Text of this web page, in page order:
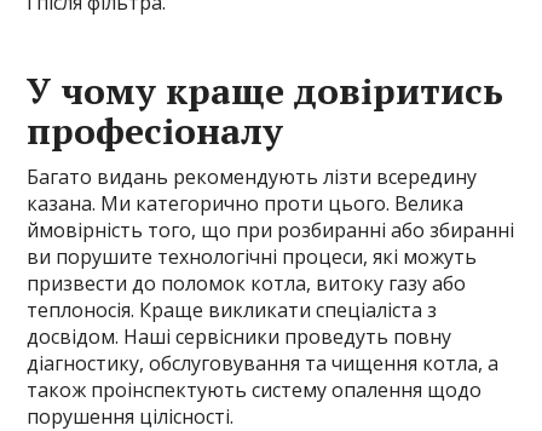
У чому краще довіритись
професіоналу
Багато видань рекомендують лізти всередину
казана. Ми категорично проти цього. Велика
ймовірність того, що при розбиранні або збиранні
ви порушите технологічні процеси, які можуть
призвести до поломок котла, витоку газу або
теплоносія. Краще викликати спеціаліста з
досвідом. Наші сервісники проведуть повну
діагностику, обслуговування та чищення котла, а
також проінспектують систему опалення щодо
порушення цілісності.